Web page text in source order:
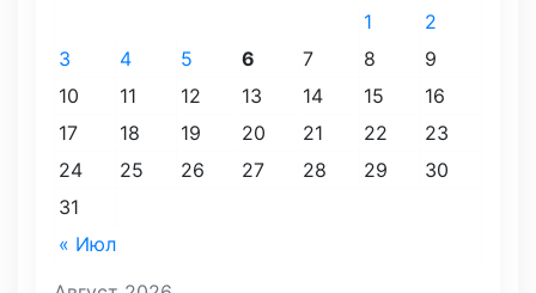
« Июл
1
2
3
4 5 6 7 8
9
10
11 12 13 14 15
16
17
18 19 20 21 22
23
24
25 26 27 28 29
30
31